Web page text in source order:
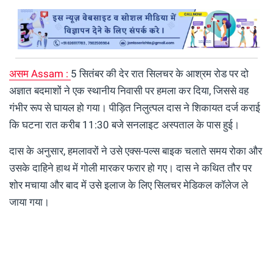
असम Assam : 5 सितंबर की देर रात सिलचर के आश्रम रोड पर दो
अज्ञात बदमाशों ने एक स्थानीय निवासी पर हमला कर दिया, जिससे वह
गंभीर रूप से घायल हो गया। पीड़ित निलुत्पल दास ने शिकायत दर्ज कराई
कि घटना रात करीब 11:30 बजे सनलाइट अस्पताल के पास हुई।
दास के अनुसार, हमलावरों ने उसे एक्स-पल्स बाइक चलाते समय रोका और
उसके दाहिने हाथ में गोली मारकर फरार हो गए। दास ने कथित तौर पर
शोर मचाया और बाद में उसे इलाज के लिए सिलचर मेडिकल कॉलेज ले
जाया गया।